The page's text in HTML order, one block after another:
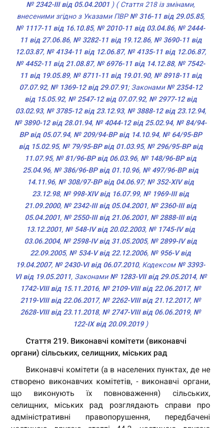
№ 2342-III від 05.04.2001 ) ( Стаття 218 із змінами,
внесеними згідно з Указами ПВР№ 316-11 від 29.05.85,
№ 1117-11 від 16.10.85, № 2010-11 від 03.04.86, № 2444-
11 від 27.06.86, № 3282-11 від 19.12.86, № 3690-11 від
12.03.87, № 4134-11 від 12.06.87, № 4135-11 від 12.06.87,
№ 4452-11 від 21.08.87, № 6976-11 від 14.12.88, № 7542-
11 від 19.05.89, № 8711-11 від 19.01.90, № 8918-11 від
07.07.92, № 1369-12 від 29.07.91; Законами № 2354-12
від 15.05.92, № 2547-12 від 07.07.92, № 2977-12 від
03.02.93, № 3785-12 від 23.12.93, № 3888-12 від 23.12.94,
№ 3890-12 від 28.01.94, № 4044-12 від 25.02.94, № 84/94-
ВР від 05.07.94, № 209/94-ВР від 14.10.94, № 64/95-ВР
від 15.02.95, № 79/95-ВР від 01.03.95, № 296/95-ВР від
11.07.95, № 81/96-ВР від 06.03.96, № 148/96-ВР від
25.04.96, № 386/96-ВР від 01.10.96, № 497/96-ВР від
14.11.96, № 308/97-ВР від 04.06.97; № 352-XIV від
23.12.98, № 998-XIV від 16.07.99, № 1969-III від
21.09.2000, № 2342-III від 05.04.2001, № 2360-III від
05.04.2001, № 2550-III від 21.06.2001, № 2888-III від
13.12.2001, № 548-IV від 20.02.2003, № 1745-IV від
03.06.2004, № 2598-IV від 31.05.2005, № 2899-IV від
22.09.2005, № 534-V від 22.12.2006, № 956-V від
19.04.2007, № 2430-VI від 06.07.2010, Кодексом № 3393-
VI від 19.05.2011, Законами № 1283-VII від 29.05.2014, №
1742-VIII від 15.11.2016, № 2109-VIII від 22.06.2017, №
2119-VIII від 22.06.2017, № 2262-VIII від 21.12.2017, №
2628-VIII від 23.11.2018, № 2747-VIII від 06.06.2019, №
122-IX від 20.09.2019)
Стаття 219. Виконавчі комітети (виконавчі
органи) сільських, селищних, міських рад
Виконавчі комітети (а в населених пунктах, де не
створено виконавчих комітетів, - виконавчі органи,
що виконують їх повноваження) сільських,
селищних, міських рад розглядають справи про
адміністративні правопорушення, передбачені